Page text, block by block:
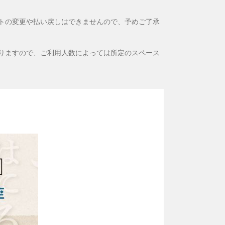
変更や払い戻しはできませんので、予めご了承
すので、ご利用人数によっては所定のスペース